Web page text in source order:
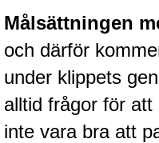
Målsättningen
och därför
under klippets
alltid frågor för
inte vara bra att